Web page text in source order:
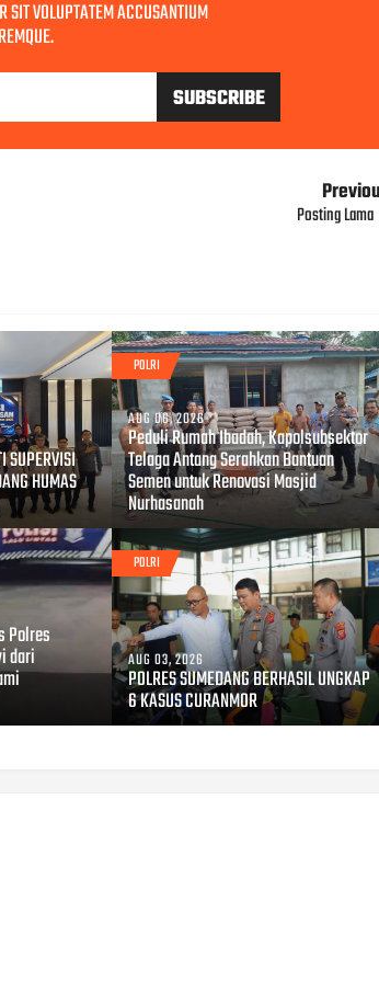
SIT VOLUPTATEM ACCUSANTIUM
Posting Lama
SUPERVISI
HUMAS
POLRI
AUG 06, 2026
Peduli Rumah Ibadah, Kapolsubsektor
Telaga Antang Serahkan Bantuan
Semen untuk Renovasi Masjid
Nurhasanah
Polres
dari
POLRI
AUG 03, 2026
POLRES SUMEDANG BERHASIL UNGKAP
6 KASUS CURANMOR